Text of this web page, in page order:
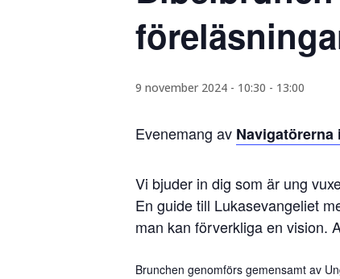
9 november 2024 - 10:30 - 13:00
Evenemang av Navigatörerna
Vi bjuder in dig som är ung
En guide till Lukasevangeliet
man kan förverkliga en vision.
Brunchen genomförs gemensamt av